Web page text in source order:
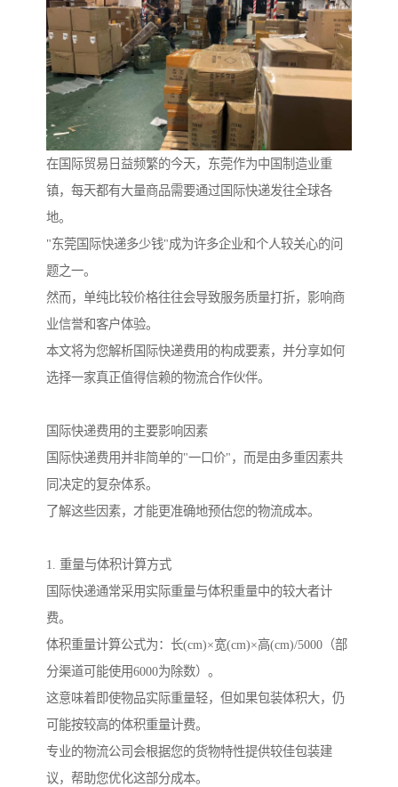
在国际贸易日益频繁的今天，东莞作为中国制造业重
镇，每天都有大量商品需要通过国际快递发往全球各
地。
"东莞国际快递多少钱"成为许多企业和个人较关心的问
题之一。
然而，单纯比较价格往往会导致服务质量打折，影响商
业信誉和客户体验。
本文将为您解析国际快递费用的构成要素，并分享如何
选择一家真正值得信赖的物流合作伙伴。
国际快递费用的主要影响因素
国际快递费用并非简单的"一口价"，而是由多重因素共
同决定的复杂体系。
了解这些因素，才能更准确地预估您的物流成本。
1. 重量与体积计算方式
国际快递通常采用实际重量与体积重量中的较大者计
费。
体积重量计算公式为：长(cm)×宽(cm)×高(cm)/5000（部
分渠道可能使用6000为除数）。
这意味着即使物品实际重量轻，但如果包装体积大，仍
可能按较高的体积重量计费。
专业的物流公司会根据您的货物特性提供较佳包装建
议，帮助您优化这部分成本。